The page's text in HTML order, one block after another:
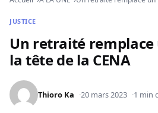
JUSTICE
Un retraité
la tête de la CENA
Thioro Ka 20 mars 2023 1 min